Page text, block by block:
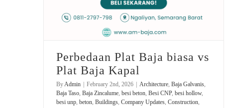
Perbedaan Plat Baja biasa vs
Plat Baja Kapal
By Admin | February 2nd, 2026 | Architecture Baja Galvanis
Baja Taso Baja Zincalume besi beton Besi CNP, besi hollow,
besi unp beton Buildings Company Updates Construction